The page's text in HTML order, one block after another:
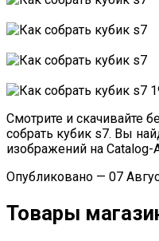
Смотрите и скачивайте
собрать кубик s7. Вы
изображений на Catalog-
Опубликовано — 07
Товары